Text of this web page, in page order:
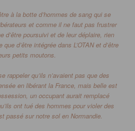
à la botte d’hommes de sang qui se
et comme il ne faut pas frustrer
d’être poursuivi et de leur déplaire, rien
d’être intégrée dans L’OTAN et d’être
petits moutons.
rappeler qu’ils n’avaient pas que des
en libérant la France, mais belle est
un occupant aurait remplacé
ont tué des hommes pour violer des
passé sur notre sol en Normandie.